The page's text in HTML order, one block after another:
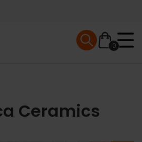
0
Mobile menu
Ceramics